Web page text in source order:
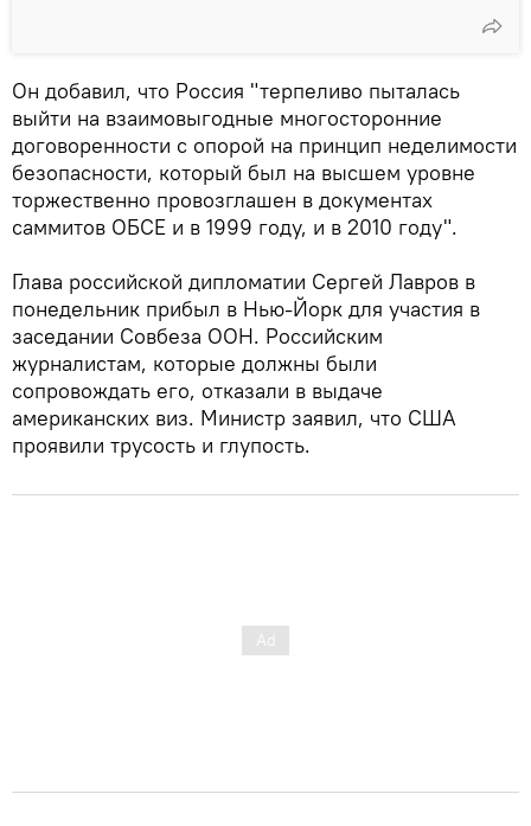
Он добавил, что Россия "терпеливо пыталась
выйти на взаимовыгодные многосторонние
договоренности с опорой на принцип неделимости
безопасности, который был на высшем уровне
торжественно провозглашен в документах
саммитов ОБСЕ и в 1999 году, и в 2010 году".
Глава российской дипломатии Сергей Лавров в
понедельник прибыл в Нью-Йорк для участия в
заседании Совбеза ООН. Российским
журналистам, которые должны были
сопровождать его, отказали в выдаче
американских виз. Министр заявил, что США
проявили трусость и глупость.